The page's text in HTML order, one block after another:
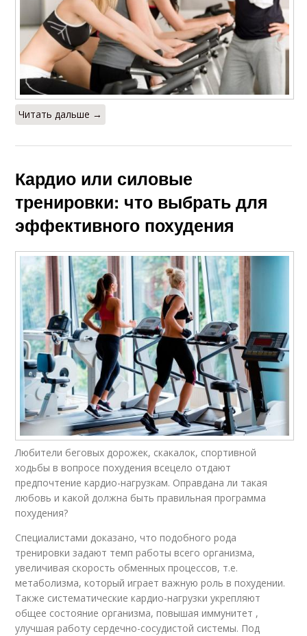
Читать дальше →
Кардио или силовые
тренировки: что выбрать для
эффективного похудения
Любители беговых дорожек, скакалок, спортивной
ходьбы в вопросе похудения всецело отдают
предпочтение кардио-нагрузкам. Оправдана ли такая
любовь и какой должна быть правильная программа
похудения?
Специалистами доказано, что подобного рода
тренировки задают темп работы всего организма,
увеличивая скорость обменных процессов, т.е.
метаболизма, который играет важную роль в похудении.
Также систематические кардио-нагрузки укрепляют
общее состояние организма, повышая иммунитет ,
улучшая работу сердечно-сосудистой системы. Под